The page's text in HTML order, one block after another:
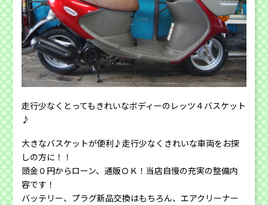
走行少なくとってもきれいなボディーのレッツ４バスケット
♪
大きなバスケットが便利♪走行少なくきれいな車両をお探
しの方に！！
頭金０円からローン、通販ＯＫ！当店自慢の充実の整備内
容です！
バッテリー、プラグ新品交換はもちろん、エアクリーナー